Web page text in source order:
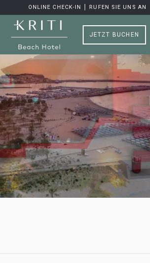
ONLINE CHECK-IN RUFEN SIE UNS AN
JETZT BUCHEN